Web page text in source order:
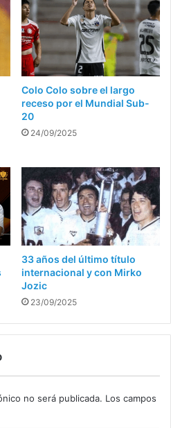
Colo Colo sobre el largo
receso por el Mundial Sub-
20
24/09/2025
33 años del último título
internacional y con Mirko
Jozic
23/09/2025
no será publicada. Los campos